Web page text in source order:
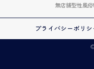
無店舗型性風
プライバシーポリシ